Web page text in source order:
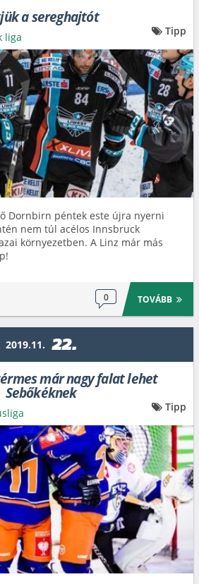
a sereghajtót
Dornbirn péntek este újra nyerni
nem túl acélos Innsbruck
környezetben. A Linz már más
0 TOVÁBB
liga Tipp
2019.11. 22.
már nagy falat lehet
Sebőkéknek
Tipp